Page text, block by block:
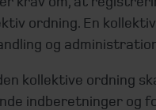
ordning. En
og
kollektive ordning
indberetninger og